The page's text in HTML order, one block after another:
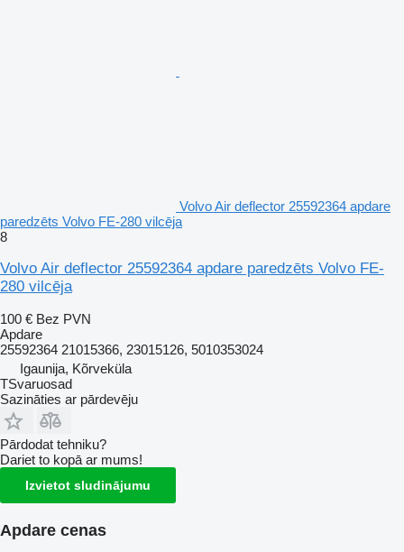
Volvo Air deflector 25592364 apdare
paredzēts Volvo FE-280 vilcēja
8
Volvo Air deflector 25592364 apdare paredzēts Volvo FE-
280 vilcēja
100 € Bez PVN
Apdare
25592364 21015366, 23015126, 5010353024
Igaunija, Kõrveküla
TSvaruosad
Sazināties ar pārdevēju
Pārdodat tehniku?
Dariet to kopā ar mums!
Izvietot sludinājumu
Apdare cenas